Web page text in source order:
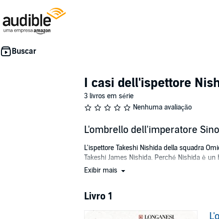
I casi dell'ispettore
3 livros em série
Nenhuma avaliação
L'ombrello dell'imperatore
L'ispettore Takeshi Nishida della squadra
Takeshi James Nishida. Perché Nishida è
Forse per questo non riesce a essere
non vuole fare carriera, se questo significa
Exibir mais
Livro 1